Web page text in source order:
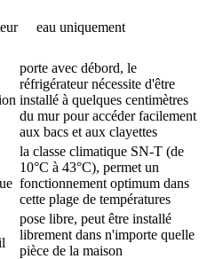
eau uniquement
porte avec débord, le
réfrigérateur nécessite d'être
installé à quelques centimètres
du mur pour accéder facilement
aux bacs et aux clayettes
la classe climatique SN-T (de
10°C à 43°C), permet un
fonctionnement optimum dans
cette plage de températures
pose libre, peut être installé
librement dans n'importe quelle
pièce de la maison